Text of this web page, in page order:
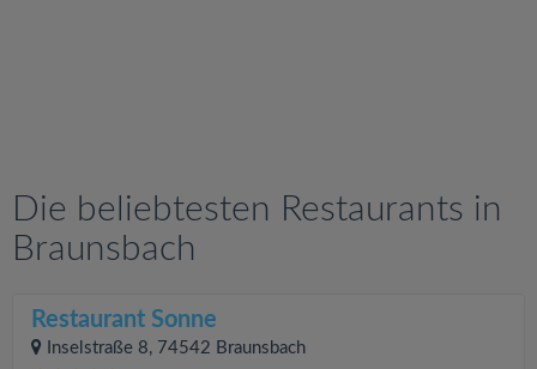
Die beliebtesten Restaurants in
Braunsbach
Restaurant Sonne
Inselstraße 8, 74542 Braunsbach